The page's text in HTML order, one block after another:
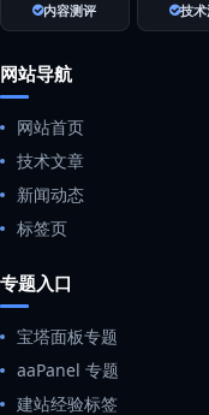
内容测评 技
网站导航
网站首页
技术文章
新闻动态
标签页
专题入口
宝塔面板专题
aaPanel 专题
建站经验标签